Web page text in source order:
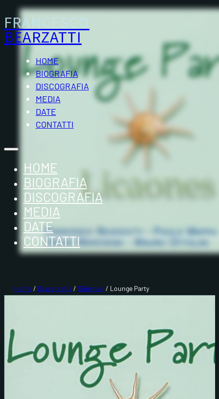
FRANCESCO
BEARZATTI
HOME
BIOGRAFIA
DISCOGRAFIA
MEDIA
DATE
CONTATTI
HOME
BIOGRAFIA
DISCOGRAFIA
MEDIA
DATE
CONTATTI
Home/ Discografia/Sideman / Lounge Party